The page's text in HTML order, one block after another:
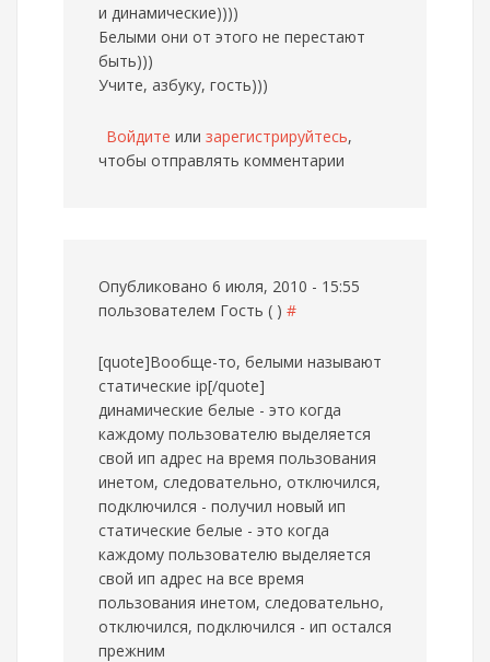
и динамические))))
Белыми они от этого не перестают
быть)))
Учите, азбуку, гость)))
Войдите или зарегистрируйтесь,
чтобы отправлять комментарии
Опубликовано 6 июля, 2010 - 15:55
пользователем Гость ( ) #
[quote]Вообще-то, белыми называют
статические ip[/quote]
динамические белые - это когда
каждому пользователю выделяется
свой ип адрес на время пользования
инетом, следовательно, отключился,
подключился - получил новый ип
статические белые - это когда
каждому пользователю выделяется
свой ип адрес на все время
пользования инетом, следовательно,
отключился, подключился - ип остался
прежним